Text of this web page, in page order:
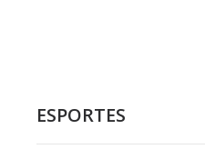
ESPORTES